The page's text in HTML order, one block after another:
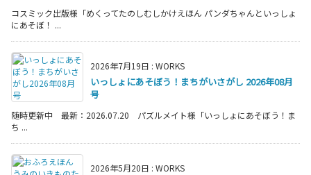
コスミック出版様「めくってたのしむしかけえほん パンダちゃんといっしょ
にあそぼ！ ...
2026年7月19日 : WORKS
いっしょにあそぼう！まちがいさがし 2026年08月
号
随時更新中 最新：2026.07.20 パズルメイト様「いっしょにあそぼう！ま
ち ...
2026年5月20日 : WORKS